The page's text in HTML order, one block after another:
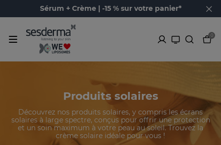
Sérum + Crème | -15 % sur votre panier*
0
Produits solaires
Découvrez nos produits solaires, y compris les écrans
solaires à large spectre, conçus pour offrir une protection
et un soin maximum à votre peau au soleil. Trouvez la
crème solaire idéale pour vous !